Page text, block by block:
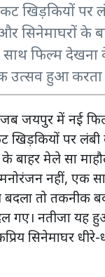
खिड़कियों पर
सिनेमाघरों के
साथ फिल्म
उत्सव हुआ करता
जयपुर में नई
खिड़कियों पर
बाहर मेले सा
नहीं, एक
तो तकनीक
गए। नतीजा
सिनेमाघर धीरे-